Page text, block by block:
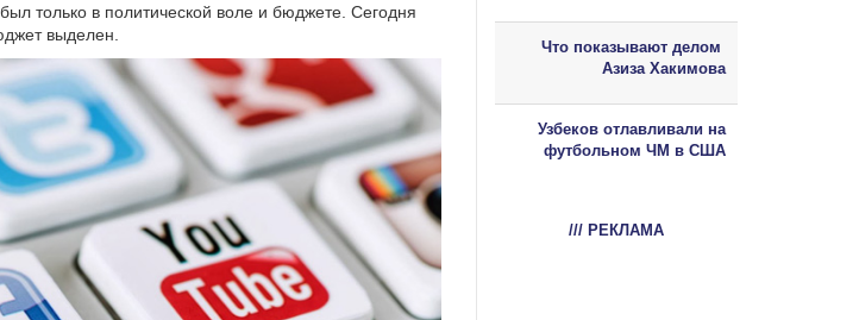
только в политической воле и бюджете. Сегодня
выделен.
Что показывают делом
Азиза Хакимова
Узбеков отлавливали на
футбольном ЧМ в США
/// РЕКЛАМА